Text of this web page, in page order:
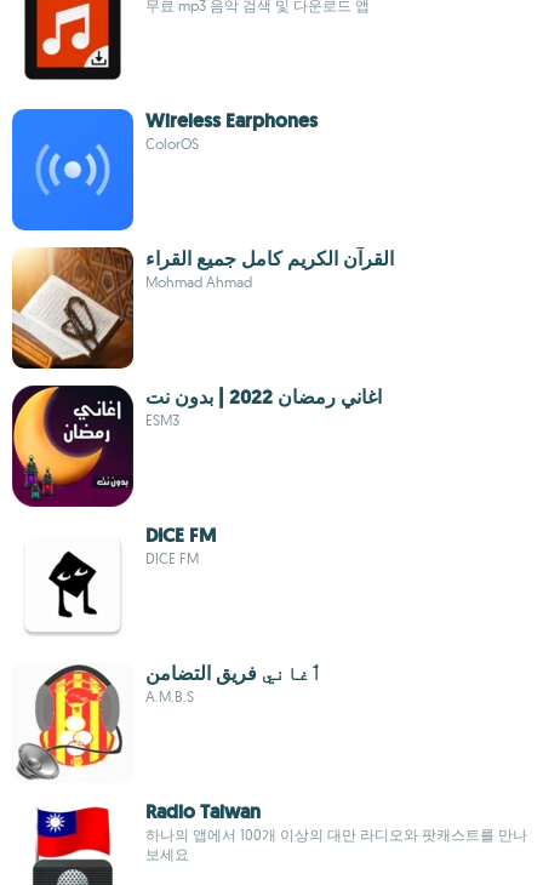
무료 mp3 음악 검색 및 다운로드 앱
Wireless Earphones
ColorOS
القرآن الكريم كامل جميع القراء
Mohmad Ahmad
اغاني رمضان 2022 | بدون نت
ESM3
DICE FM
DICE FM
ٲغاني فريق التضامن
A.M.B.S
Radio Taiwan
하나의 앱에서 100개 이상의 대만 라디오와 팟캐스트를 만나
보세요